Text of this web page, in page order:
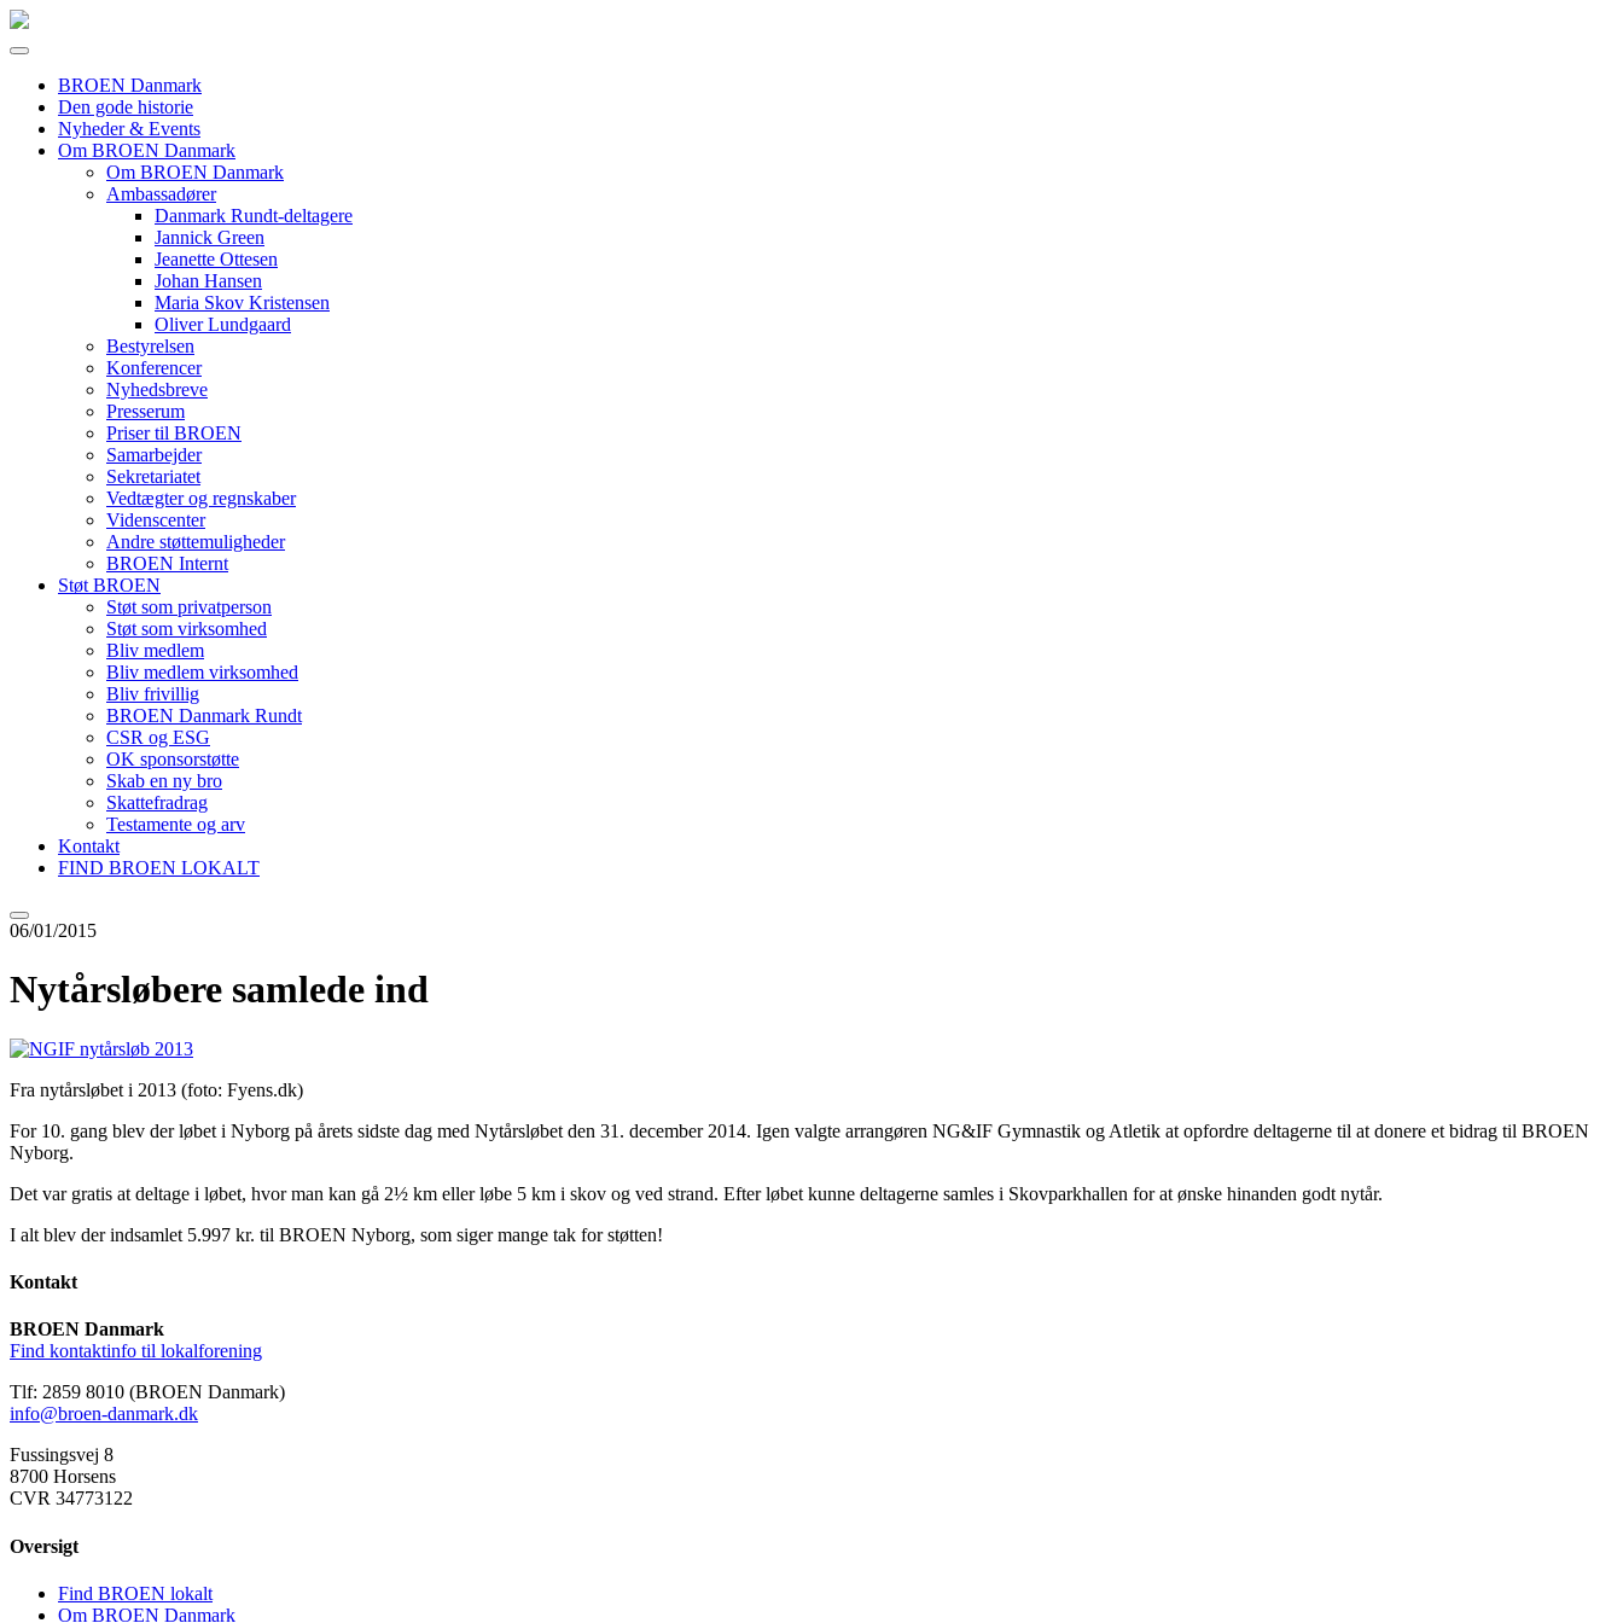
BROEN Danmark
Den gode historie
Nyheder & Events
Om BROEN Danmark
Om BROEN Danmark
Ambassadører
Danmark Rundt-deltagere
Jannick Green
Jeanette Ottesen
Johan Hansen
Maria Skov Kristensen
Oliver Lundgaard
Bestyrelsen
Konferencer
Nyhedsbreve
Presserum
Priser til BROEN
Samarbejder
Sekretariatet
Vedtægter og regnskaber
Videnscenter
Andre støttemuligheder
BROEN Internt
Støt BROEN
Støt som privatperson
Støt som virksomhed
Bliv medlem
Bliv medlem virksomhed
Bliv frivillig
BROEN Danmark Rundt
CSR og ESG
OK sponsorstøtte
Skab en ny bro
Skattefradrag
Testamente og arv
Kontakt
FIND BROEN LOKALT
06/01/2015
Nytårsløbere samlede ind
Fra nytårsløbet i 2013 (foto: Fyens.dk)
For 10. gang blev der løbet i Nyborg på årets sidste dag med Nytårsløbet den 31. december 2014. Igen valgte arrangøren NG&IF Gymnastik og Atletik at opfordre deltagerne til at donere et bidrag til BROEN
Nyborg.
Det var gratis at deltage i løbet, hvor man kan gå 2½ km eller løbe 5 km i skov og ved strand. Efter løbet kunne deltagerne samles i Skovparkhallen for at ønske hinanden godt nytår.
I alt blev der indsamlet 5.997 kr. til BROEN Nyborg, som siger mange tak for støtten!
Kontakt
BROEN Danmark
Find kontaktinfo til lokalforening
Tlf: 2859 8010 (BROEN Danmark)
info@broen-danmark.dk
Fussingsvej 8
8700 Horsens
CVR 34773122
Oversigt
Find BROEN lokalt
Om BROEN Danmark